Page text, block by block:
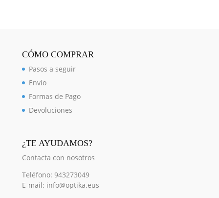
CÓMO COMPRAR
Pasos a seguir
Envío
Formas de Pago
Devoluciones
¿TE AYUDAMOS?
Contacta con nosotros
Teléfono: 943273049
E-mail: info@optika.eus